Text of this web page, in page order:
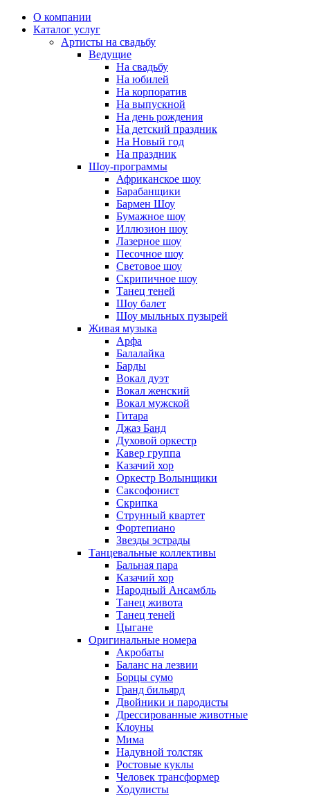
О компании
Каталог услуг
Артисты на свадьбу
Ведущие
На свадьбу
На юбилей
На корпоратив
На выпускной
На день рождения
На детский праздник
На Новый год
На праздник
Шоу-программы
Африканское шоу
Барабанщики
Бармен Шоу
Бумажное шоу
Иллюзион шоу
Лазерное шоу
Песочное шоу
Световое шоу
Скрипичное шоу
Танец теней
Шоу балет
Шоу мыльных пузырей
Живая музыка
Арфа
Балалайка
Барды
Вокал дуэт
Вокал женский
Вокал мужской
Гитара
Джаз Банд
Духовой оркестр
Кавер группа
Казачий хор
Оркестр Волынщики
Саксофонист
Скрипка
Струнный квартет
Фортепиано
Звезды эстрады
Танцевальные коллективы
Бальная пара
Казачий хор
Народный Ансамбль
Танец живота
Танец теней
Цыгане
Оригинальные номера
Акробаты
Баланс на лезвии
Борцы сумо
Гранд бильярд
Двойники и пародисты
Дрессированные животные
Клоуны
Мима
Надувной толстяк
Ростовые куклы
Человек трансформер
Ходулисты